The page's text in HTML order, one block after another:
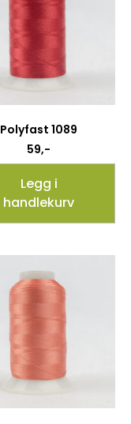
Polyfast 1089
59,-
Legg i
handlekurv